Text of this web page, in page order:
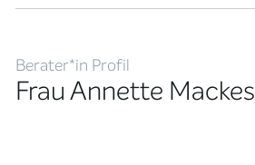
Berater*in Profil
Frau Annette Mackes